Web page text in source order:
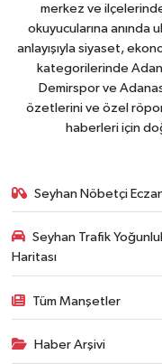
merkez ve
okuyucularına anında
anlayışıyla siyaset,
kategorilerinde
Demirspor ve
özetlerini ve özel
haberleri için
Seyhan Nöbetçi
Seyhan Trafik
Haritası
Tüm Manşetler
Haber Arşivi